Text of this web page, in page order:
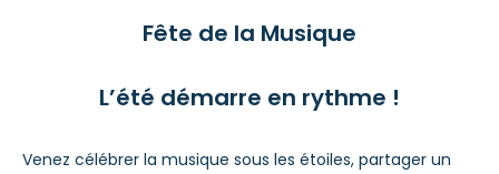
Fête de la Musique
L’été démarre en rythme !
Venez célébrer la musique sous les étoiles, partager un